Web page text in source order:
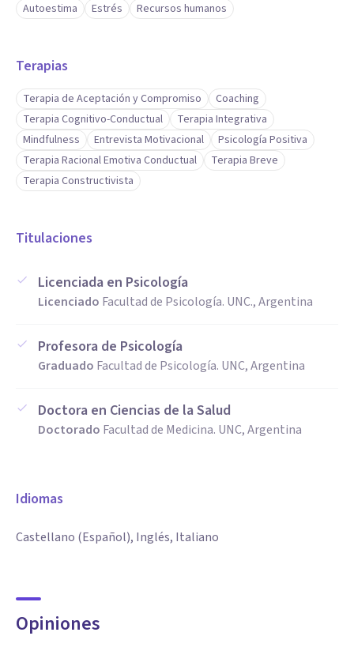
Autoestima
Estrés Recursos humanos
Terapias
Terapia de Aceptación y Compromiso
Coaching
Terapia Cognitivo-Conductual
Terapia Integrativa
Mindfulness
Entrevista Motivacional
Psicología Positiva
Terapia Racional Emotiva Conductual
Terapia Breve
Terapia Constructivista
Titulaciones
Licenciada en Psicología
Licenciado Facultad de Psicología. UNC., Argentina
Profesora de Psicología
Graduado Facultad de Psicología. UNC, Argentina
Doctora en Ciencias de la Salud
Doctorado Facultad de Medicina. UNC, Argentina
Idiomas
Castellano (Español), Inglés, Italiano
Opiniones